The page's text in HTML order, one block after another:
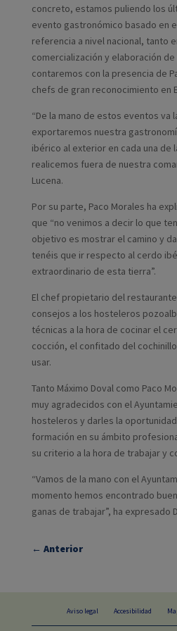
concreto, estamos puliendo los
evento gastronómico basado en
referencia a nivel nacional, tanto
comercialización y elaboración
contaremos con la presencia de
chefs de gran reconocimiento en
“De la mano de estos eventos va
exportaremos nuestra
ibérico al exterior en cada una de
realicemos fuera de nuestra
Lucena.
Por su parte, Paco Morales ha
que “no venimos a decir lo que
objetivo es mostrar el camino y
tenéis que ir respecto al cerdo
extraordinario de esta tierra”.
El chef propietario del
consejos a los hosteleros
técnicas a la hora de cocinar el
cocción, el confitado del
usar.
Tanto Máximo Doval como Paco
muy agradecidos con el
hosteleros y darles la
formación en su ámbito
su criterio a la hora de trabajar y
“Vamos de la mano con el
momento hemos encontrado
ganas de trabajar”, ha expresado
← Anterior
Aviso legal Accesibilidad